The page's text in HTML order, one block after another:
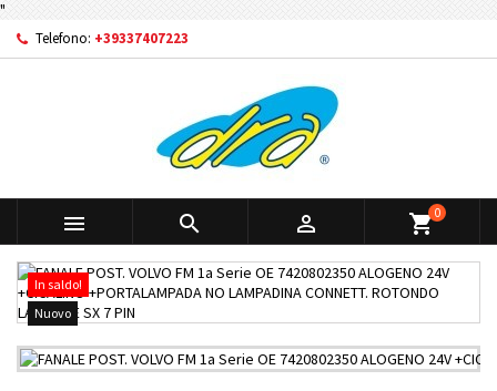
"
Telefono: +39337407223
   shopping_cart0
In saldo!
Nuovo